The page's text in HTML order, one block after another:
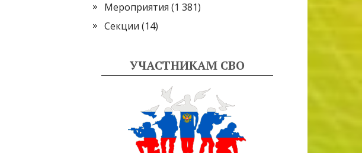
Мероприятия (1 381)
Секции (14)
УЧАСТНИКАМ СВО